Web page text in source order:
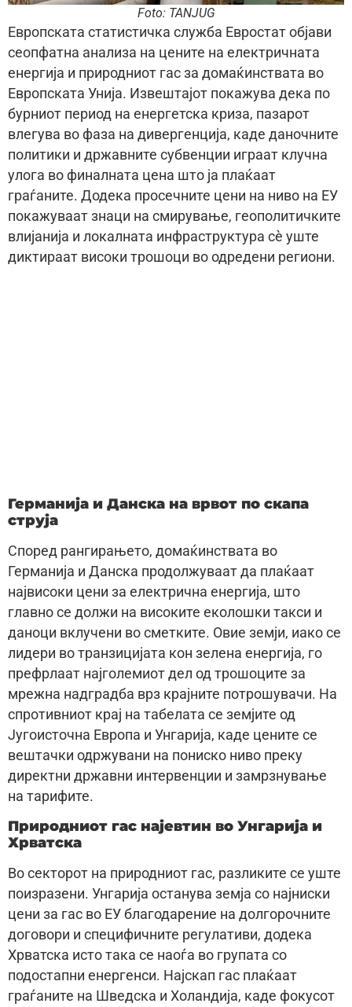
Foto: TANJUG
Европската статистичка служба Евростат објави
сеопфатна анализа на цените на електричната
енергија и природниот гас за домаќинствата во
Европската Унија. Извештајот покажува дека по
бурниот период на енергетска криза, пазарот
влегува во фаза на дивергенција, каде даночните
политики и државните субвенции играат клучна
улога во финалната цена што ја плаќаат
граѓаните. Додека просечните цени на ниво на ЕУ
покажуваат знаци на смирување, геополитичките
влијанија и локалната инфраструктура сè уште
диктираат високи трошоци во одредени региони.
Германија и Данска на врвот по скапа
струја
Според рангирањето, домаќинствата во
Германија и Данска продолжуваат да плаќаат
највисоки цени за електрична енергија, што
главно се должи на високите еколошки такси и
даноци вклучени во сметките. Овие земји, иако се
лидери во транзицијата кон зелена енергија, го
префрлаат најголемиот дел од трошоците за
мрежна надградба врз крајните потрошувачи. На
спротивниот крај на табелата се земјите од
Југоисточна Европа и Унгарија, каде цените се
вештачки одржувани на пониско ниво преку
директни државни интервенции и замрзнување
на тарифите.
Природниот гас најевтин во Унгарија и
Хрватска
Во секторот на природниот гас, разликите се уште
поизразени. Унгарија останува земја со најниски
цени за гас во ЕУ благодарение на долгорочните
договори и специфичните регулативи, додека
Хрватска исто така се наоѓа во групата со
подостапни енергенси. Најскап гас плаќаат
граѓаните на Шведска и Холандија, каде фокусот